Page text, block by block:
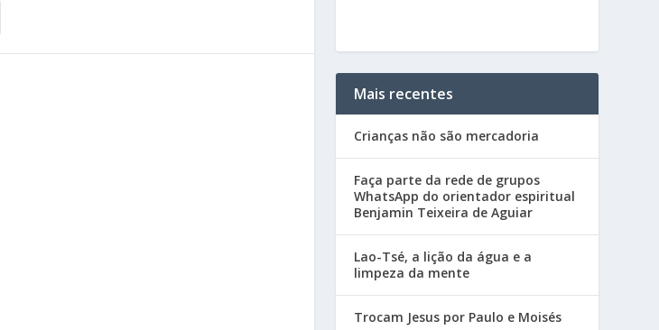
Mais recentes
Crianças não são mercadoria
Faça parte da rede de grupos
WhatsApp do orientador espiritual
Benjamin Teixeira de Aguiar
Lao-Tsé, a lição da água e a
limpeza da mente
Trocam Jesus por Paulo e Moisés